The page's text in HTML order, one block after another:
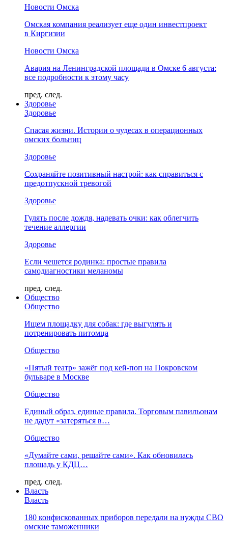
Новости Омска
Омская компания реализует еще один инвестпроект
в Киргизии
Новости Омска
Авария на Ленинградской площади в Омске 6 августа:
все подробности к этому часу
пред. след.
Здоровье
Здоровье
Спасая жизни. Истории о чудесах в операционных
омских больниц
Здоровье
Сохраняйте позитивный настрой: как справиться с
предотпускной тревогой
Здоровье
Гулять после дождя, надевать очки: как облегчить
течение аллергии
Здоровье
Если чешется родинка: простые правила
самодиагностики меланомы
пред. след.
Общество
Общество
Ищем площадку для собак: где выгулять и
потренировать питомца
Общество
«Пятый театр» зажёг под кей-поп на Покровском
бульваре в Москве
Общество
Единый образ, единые правила. Торговым павильонам
не дадут «затеряться в…
Общество
«Думайте сами, решайте сами». Как обновилась
площадь у КДЦ…
пред. след.
Власть
Власть
180 конфискованных приборов передали на нужды СВО
омские таможенники